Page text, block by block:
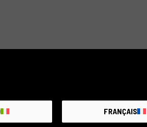
fotografavimui, reikalaujančiam
kokybę kiekviename kadre, galite
Kiekvieną dieną pridedame naujų
FRANÇAIS